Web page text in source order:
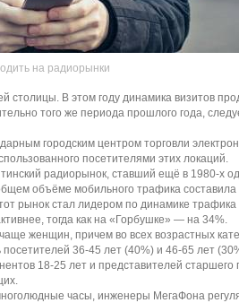
на радиорынки
столицы. В этом году динамика визитов
того же периода прошлого года,
городским центром торговли
посетителями этих локаций.
радиорынок, ставший ещё в 1980-х
объёме мобильного трафика составила
рынок стал лидером по динамике
тогда как на «Горбушке» — на 34%.
женщин, причем во всех возрастных
36-45 лет (40%) и 46-65 лет
18-25 лет и представителей старшего
часы, инженеры МегаФона